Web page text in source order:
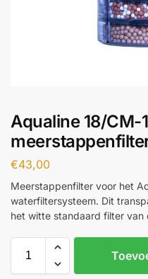
Aqualine 18/CM-
€43,00
Meerstappenfilter voor het
waterfiltersysteem. Dit
het witte standaard filter van